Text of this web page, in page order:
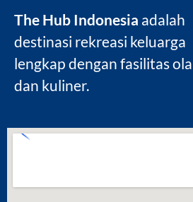
The Hub Indonesia adalah
destinasi rekreasi keluarga
lengkap dengan fasilitas
dan kuliner.